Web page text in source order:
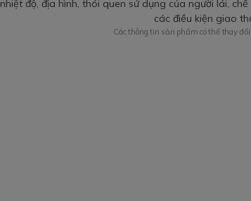
nhiệt độ, địa hình, thói quen sử dụng của người lái,
các điều kiện giao
Các thông tin sản phẩm có thể thay đổi